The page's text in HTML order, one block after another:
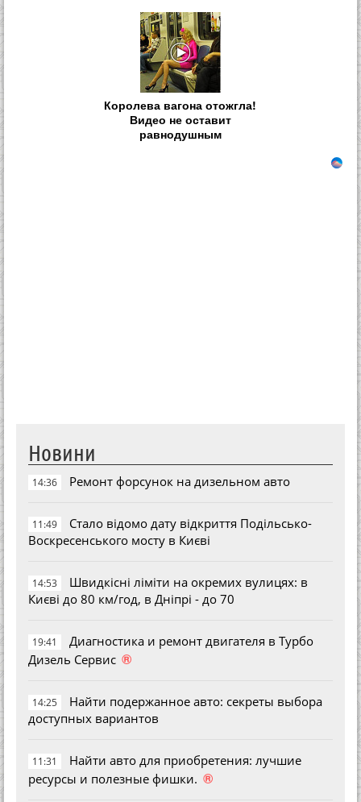
Королева вагона отожгла!
Видео не оставит
равнодушным
Новини
14:36 Ремонт форсунок на дизельном авто
11:49
Стало відомо дату відкриття Подільсько-
Воскресенського мосту в Києві
14:53
Швидкісні ліміти на окремих вулицях: в
Києві до 80 км/год, в Дніпрі - до 70
19:41
Диагностика и ремонт двигателя в Турбо
Дизель Сервис ®
14:25
Найти подержанное авто: секреты выбора
доступных вариантов
11:31
Найти авто для приобретения: лучшие
ресурсы и полезные фишки. ®